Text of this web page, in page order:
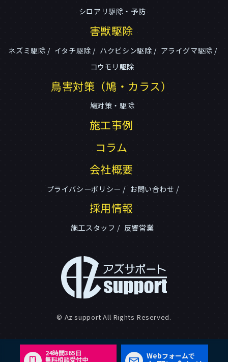
シロアリ駆除・予防
害獣駆除
ネズミ駆除 イタチ駆除 ハクビシン駆除
アライグマ駆除
コウモリ駆除
鳥害対策（鳩・カラス）
鳩対策・駆除
施工事例
コラム
会社概要
プライバシーポリシー お問い合わせ
採用情報
施工スタッフ 反響営業
© Az support All Rights Reserved.
24時間365日
無料相談受付中 Webフォームで